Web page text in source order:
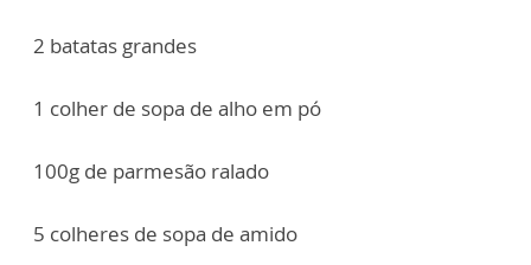
2 batatas grandes
1 colher de sopa de alho em pó
100g de parmesão ralado
5 colheres de sopa de amido